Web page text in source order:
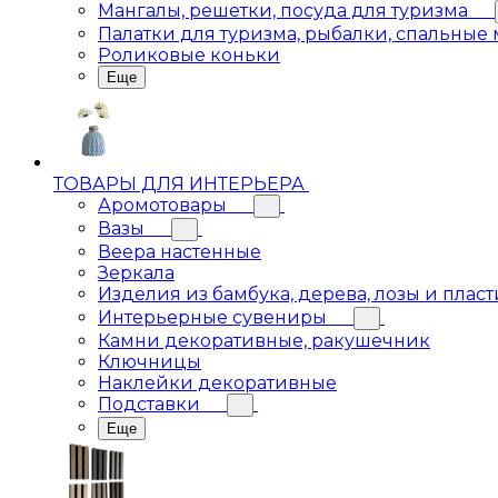
Мангалы, решетки, посуда для туризма
Палатки для туризма, рыбалки,
Роликовые коньки
Еще
ТОВАРЫ ДЛЯ ИНТЕРЬЕРА
Аромотовары
Вазы
Веера настенные
Зеркала
Изделия из бамбука, дерева, лозы и
Интерьерные сувениры
Камни декоративные, ракушечник
Ключницы
Наклейки декоративные
Подставки
Еще